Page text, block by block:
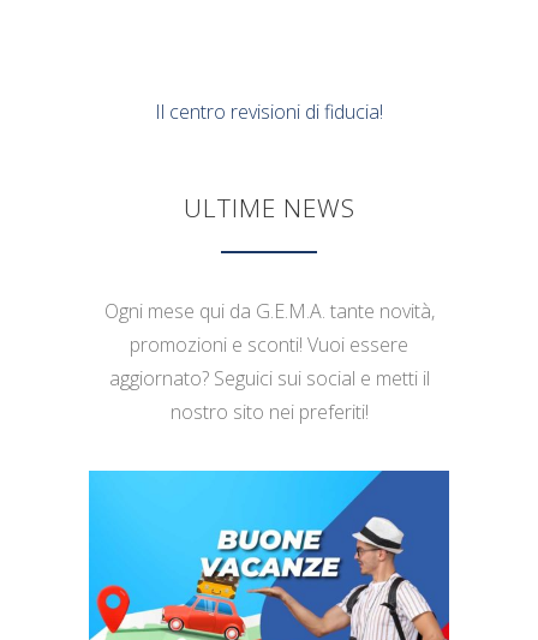
Il centro revisioni di fiducia!
ULTIME NEWS
Ogni mese qui da G.E.M.A. tante novità,
promozioni e sconti! Vuoi essere
aggiornato? Seguici sui social e metti il
nostro sito nei preferiti!